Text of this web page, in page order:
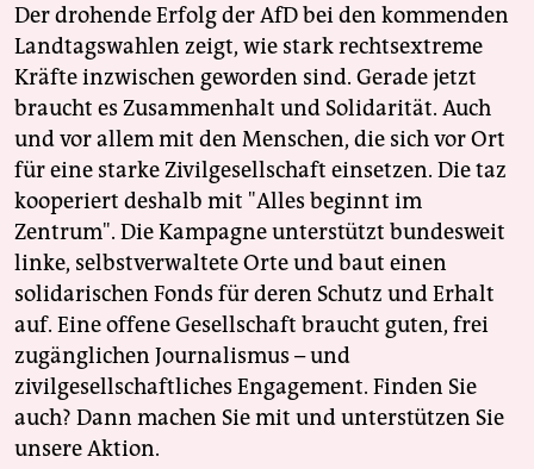
Der drohende Erfolg der AfD bei den kommenden
Landtagswahlen zeigt, wie stark rechtsextreme
Kräfte inzwischen geworden sind. Gerade jetzt
braucht es Zusammenhalt und Solidarität. Auch
und vor allem mit den Menschen, die sich vor Ort
für eine starke Zivilgesellschaft einsetzen. Die taz
kooperiert deshalb mit "Alles beginnt im
Zentrum". Die Kampagne unterstützt bundesweit
linke, selbstverwaltete Orte und baut einen
solidarischen Fonds für deren Schutz und Erhalt
auf. Eine offene Gesellschaft braucht guten, frei
zugänglichen Journalismus – und
zivilgesellschaftliches Engagement. Finden Sie
auch? Dann machen Sie mit und unterstützen Sie
unsere Aktion.